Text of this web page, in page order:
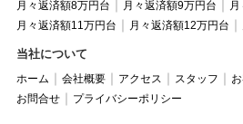
月々返済額8万円台 月々返済額9万円台
月々返済額11万円台
月々返済額12万円台
当社について
ホーム 会社概要 アクセス スタッフ
お問合せ
プライバシーポリシー